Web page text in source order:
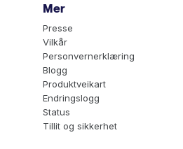
Mer
Presse
Vilkår
Personvernerklæring
Blogg
Produktveikart
Endringslogg
Status
Tillit og sikkerhet